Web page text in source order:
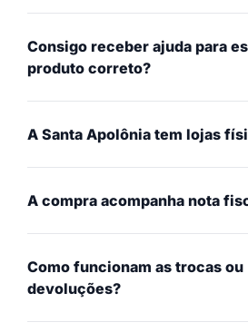
Consigo receber ajuda para
produto correto?
A Santa Apolônia tem lojas
A compra acompanha nota
Como funcionam as trocas ou
devoluções?